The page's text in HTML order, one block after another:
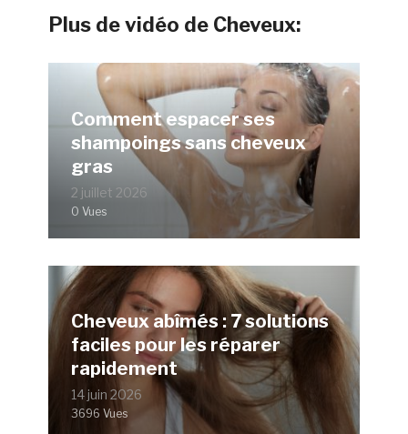
Plus de vidéo de Cheveux:
Comment espacer ses
shampoings sans cheveux
gras
2 juillet 2026
0 Vues
Cheveux abîmés : 7 solutions
faciles pour les réparer
rapidement
14 juin 2026
3696 Vues